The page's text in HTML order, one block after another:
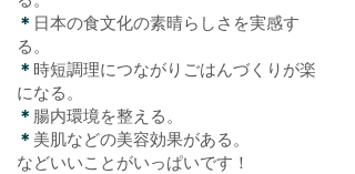
＊ 日本の食文化の素晴らしさを実感す
る。
＊ 時短調理につながりごはんづくりが楽
になる。
＊ 腸内環境を整える。
＊ 美肌などの美容効果がある。
などいいことがいっぱいです！